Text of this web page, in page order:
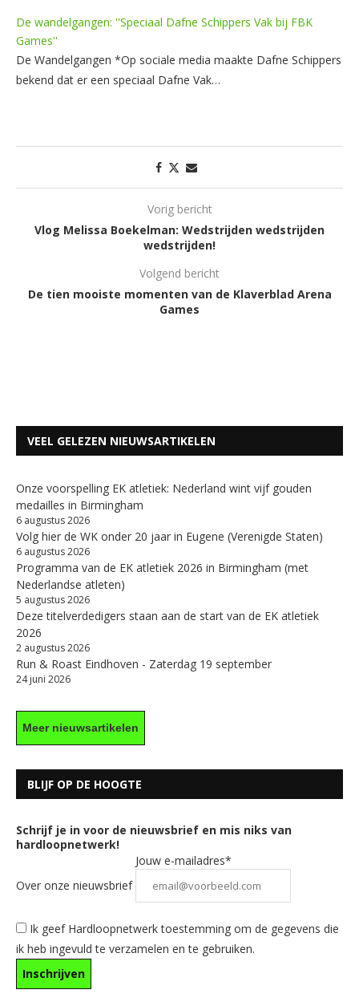
De wandelgangen: ''Speciaal Dafne Schippers Vak bij FBK
Games''
De Wandelgangen *Op sociale media maakte Dafne Schippers
bekend dat er een speciaal Dafne Vak…
Vorig bericht
Vlog Melissa Boekelman: Wedstrijden wedstrijden
wedstrijden!
Volgend bericht
De tien mooiste momenten van de Klaverblad Arena
Games
VEEL GELEZEN NIEUWSARTIKELEN
Onze voorspelling EK atletiek: Nederland wint vijf gouden
medailles in Birmingham
6 augustus 2026
Volg hier de WK onder 20 jaar in Eugene (Verenigde Staten)
6 augustus 2026
Programma van de EK atletiek 2026 in Birmingham (met
Nederlandse atleten)
5 augustus 2026
Deze titelverdedigers staan aan de start van de EK atletiek
2026
2 augustus 2026
Run & Roast Eindhoven - Zaterdag 19 september
24 juni 2026
Meer nieuwsartikelen
BLIJF OP DE HOOGTE
Schrijf je in voor de nieuwsbrief en mis niks van
hardloopnetwerk!
Over onze nieuwsbrief
Jouw e-mailadres*
Ik geef Hardloopnetwerk toestemming om de gegevens die
ik heb ingevuld te verzamelen en te gebruiken.